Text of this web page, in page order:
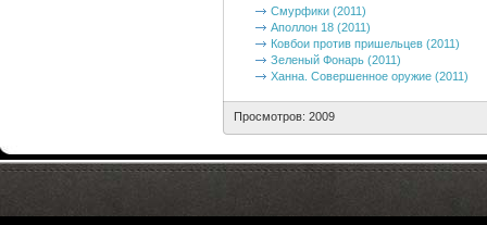
Смурфики (2011)
Аполлон 18 (2011)
Ковбои против пришельцев (2011)
Зеленый Фонарь (2011)
Ханна. Совершенное оружие (2011)
Просмотров: 2009